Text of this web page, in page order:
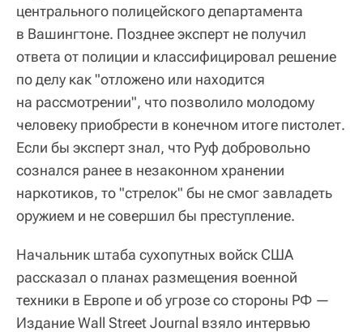
центрального полицейского департамента
в Вашингтоне. Позднее эксперт не получил
ответа от полиции и классифицировал решение
по делу как "отложено или находится
на рассмотрении", что позволило молодому
человеку приобрести в конечном итоге пистолет.
Если бы эксперт знал, что Руф добровольно
сознался ранее в незаконном хранении
наркотиков, то "стрелок" бы не смог завладеть
оружием и не совершил бы преступление.
Начальник штаба сухопутных войск США
рассказал о планах размещения военной
техники в Европе и об угрозе со стороны РФ —
Издание Wall Street Journal взяло интервью